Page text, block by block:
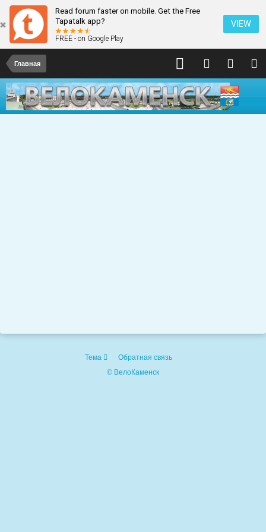
Read forum faster on mobile. Get the Free
Tapatalk app?
FREE - on Google Play
VIEW
Главная
Тема
Обратная связь
© ВелоКаменск